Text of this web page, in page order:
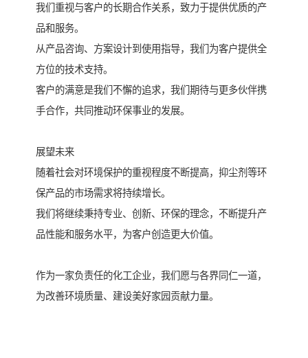
我们重视与客户的长期合作关系，致力于提供优质的产
品和服务。
从产品咨询、方案设计到使用指导，我们为客户提供全
方位的技术支持。
客户的满意是我们不懈的追求，我们期待与更多伙伴携
手合作，共同推动环保事业的发展。
展望未来
随着社会对环境保护的重视程度不断提高，抑尘剂等环
保产品的市场需求将持续增长。
我们将继续秉持专业、创新、环保的理念，不断提升产
品性能和服务水平，为客户创造更大价值。
作为一家负责任的化工企业，我们愿与各界同仁一道，
为改善环境质量、建设美好家园贡献力量。